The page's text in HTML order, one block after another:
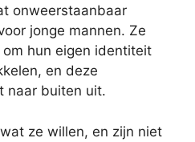
onweerstaanbaar
jonge mannen. Ze
hun eigen identiteit
en deze
naar buiten uit.
ze willen, en zijn niet